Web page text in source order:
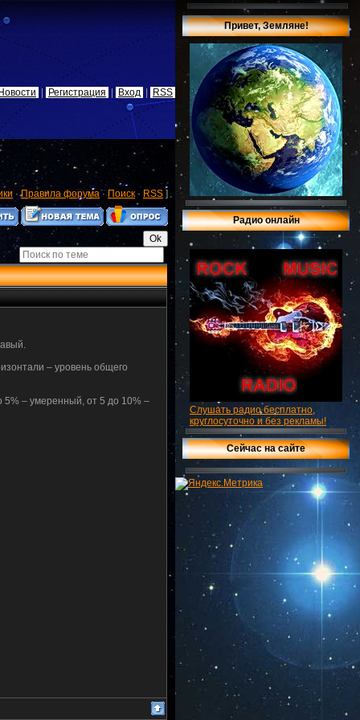
| Регистрация | Вход RSS
·Правила форума· Поиск · RSS ]
– уровень общего
5% – умеренный, от 5 до 10% –
Привет, Земляне!
Радио онлайн
Слушать радио бесплатно,
круглосуточно и без рекламы!
Сейчас на сайте